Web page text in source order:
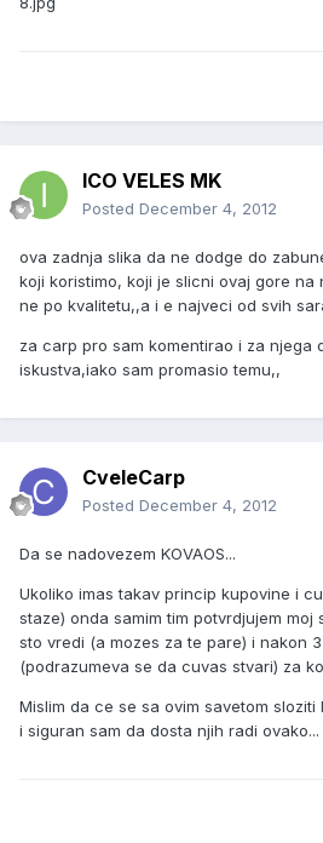
ICO VELES MK
Posted December 4, 2012
ova zadnja slika da ne dodge do
koji koristimo, koji je slicni ovaj gore na
ne po kvalitetu,,a i e najveci od svih
za carp pro sam komentirao i za njega
iskustva,iako sam promasio temu,,
CveleCarp
Posted December 4, 2012
Da se nadovezem KOVAOS...
Ukoliko imas takav princip kupovine i
staze) onda samim tim potvrdjujem moj
sto vredi (a mozes za te pare) i nakon
(podrazumeva se da cuvas stvari) za
Mislim da ce se sa ovim savetom
i siguran sam da dosta njih radi ovako...